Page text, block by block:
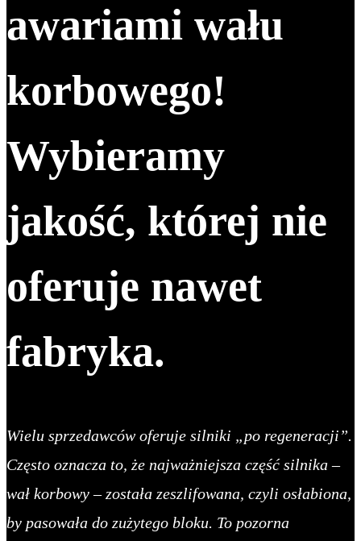
awariami wału
korbowego!
Wybieramy
jakość, której nie
oferuje nawet
fabryka.
Wielu sprzedawców oferuje silniki „po regeneracji”.
Często oznacza to, że najważniejsza część silnika –
wał korbowy – została zeszlifowana, czyli osłabiona,
by pasowała do zużytego bloku. To pozorna